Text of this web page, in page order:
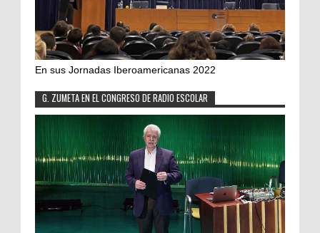
En sus Jornadas Iberoamericanas 2022
G. ZUMETA EN EL CONGRESO DE RADIO ESCOLAR